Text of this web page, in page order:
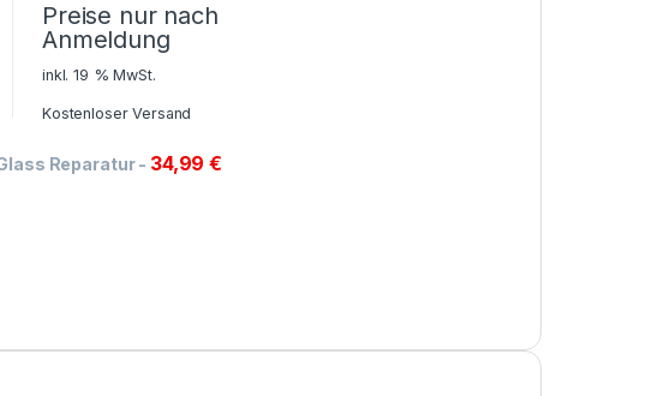
Preise nur nach
Anmeldung
inkl. 19 % MwSt.
Kostenloser Versand
Reparatur- 34,99€